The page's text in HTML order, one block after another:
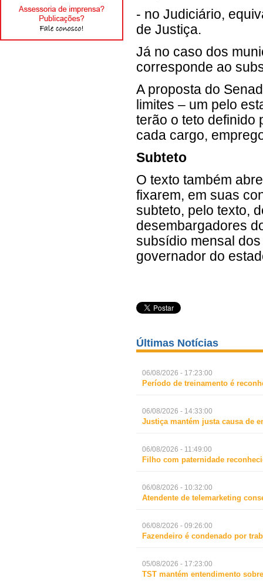
- no Judiciário,
de Justiça.
Já no caso dos
corresponde ao
A proposta do
limites – um pelo
terão o teto definido
cada cargo,
Subteto
O texto também
fixarem, em suas
subteto, pelo texto,
desembargadores
subsídio mensal
governador do
Últimas Notícias
06/08/2026 - 17:23:00
Período de treinamento é
06/08/2026 - 14:33:00
Justiça mantém justa causa de
06/08/2026 - 11:49:00
Filho com paternidade
06/08/2026 - 10:32:00
Atendente de telemarketing
06/08/2026 - 09:26:00
Fazendeiro é condenado por
05/08/2026 - 17:23:00
TST mantém entendimento